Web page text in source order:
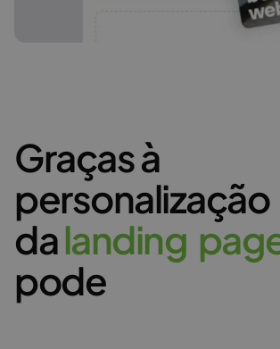
Graças à
personalização
dalanding pag
pode